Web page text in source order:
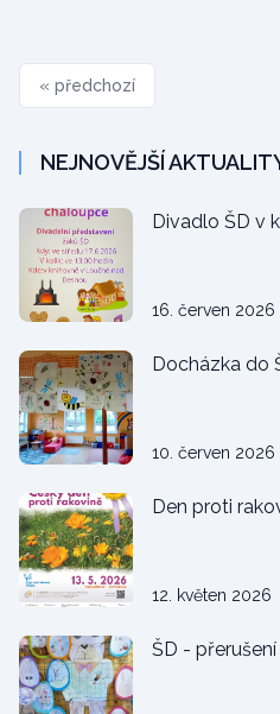
NEJNOVĚJŠÍ
Divadlo ŠD v
16. červen 2026
Docházka do
10. červen 2026
Den proti
12. květen 2026
ŠD -
« předchozí